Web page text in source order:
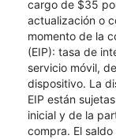
cargo de $35
actualización o
momento de la
(EIP): tasa de
servicio móvil,
dispositivo. La
EIP están
inicial y de la
compra. El